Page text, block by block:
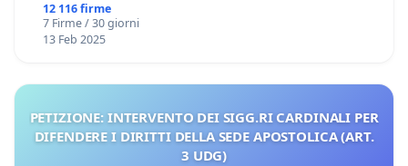
12 116 firme
7 Firme / 30 giorni
13 Feb 2025
PETIZIONE: INTERVENTO DEI SIGG.RI CARDINALI PER
DIFENDERE I DIRITTI DELLA SEDE APOSTOLICA (ART.
3 UDG)